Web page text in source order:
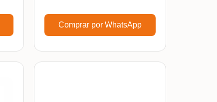
Comprar por WhatsApp